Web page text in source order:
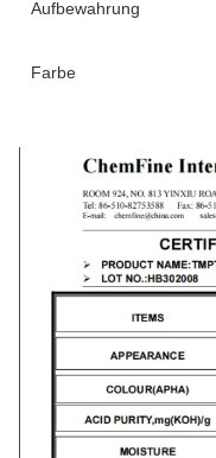
Aufbewahrung
Farbe